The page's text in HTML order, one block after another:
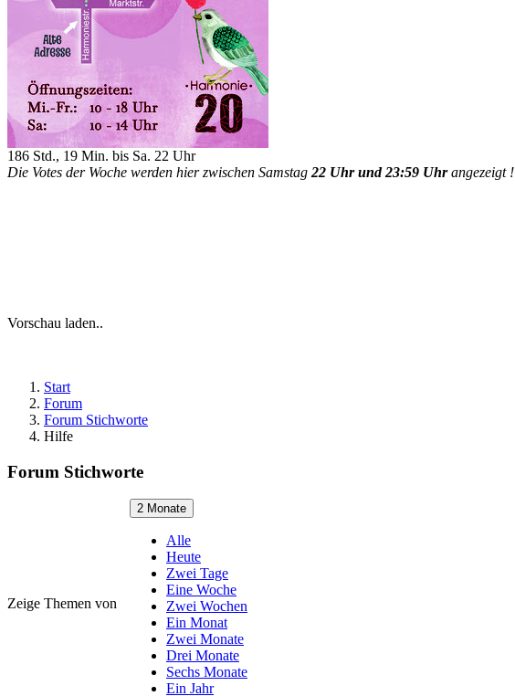
186 Std., 19 Min. bis Sa. 22 Uhr
Die Votes der Woche werden hier zwischen Samstag 22 Uhr und 23:59 Uhrangezeigt !
Vorschau laden..
Start
Forum
Forum Stichworte
Hilfe
Forum Stichworte
Zeige Themen von
2 Monate
Alle
Heute
Zwei Tage
Eine Woche
Zwei Wochen
Ein Monat
Zwei Monate
Drei Monate
Sechs Monate
Ein Jahr